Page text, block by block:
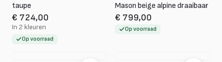
taupe
€ 724,00
In 2 kleuren
Op voorraad
Mason beige alpine draaibaar
€ 799,00
Op voorraad